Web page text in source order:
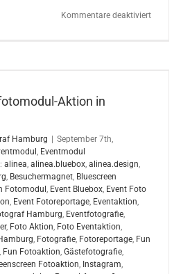
Kommentare deaktiviertfür
Aktion in
Hamburg
September 7th,
, Eventmodul
alinea, alinea.bluebox, alinea.design,
, Besuchermagnet, Bluescreen
Fotomodul , Event Bluebox, Event Foto
, Event Fotoreportage, Eventaktion,
Hamburg, Eventfotografie,
, Foto Aktion, Foto Eventaktion,
, Fotografie, Fotoreportage, Fun
, Fun Fotoaktion, Gästefotografie,
Fotoaktion, Instagram,